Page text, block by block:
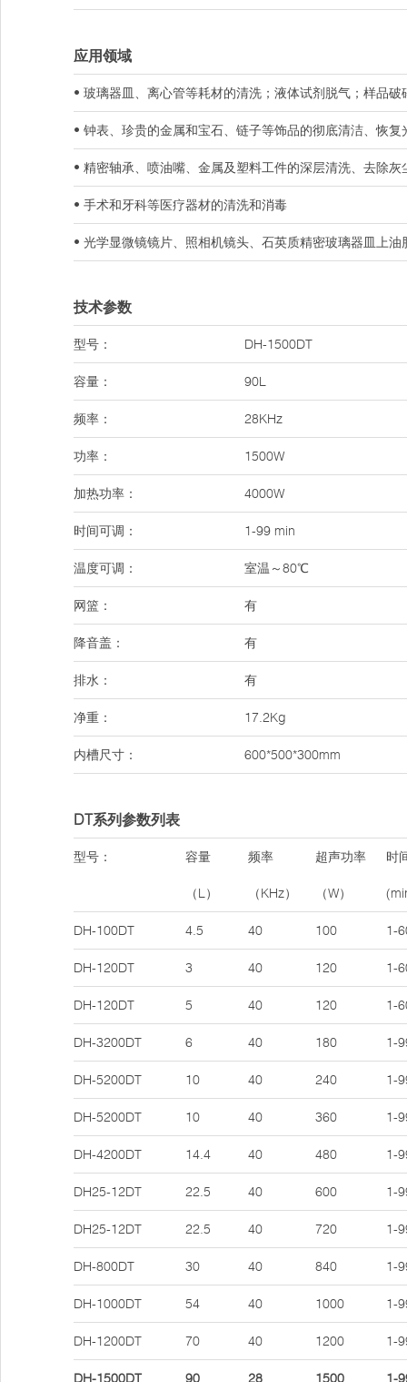
应用领域
• 玻璃器皿、离心管等耗材的清洗；液体试剂脱气；样品破
• 钟表、珍贵的金属和宝石、链子等饰品的彻底清洁、恢复
• 精密轴承、喷油嘴、金属及塑料工件的深层清洗、去除灰
• 手术和牙科等医疗器材的清洗和消毒
• 光学显微镜镜片、照相机镜头、石英质精密玻璃器皿上油
技术参数
型号： DH-1500DT
容量： 90L
频率： 28KHz
功率： 1500W
加热功率： 4000W
时间可调： 1-99 min
温度可调： 室温～80℃
网篮： 有
降音盖： 有
排水： 有
净重： 17.2Kg
内槽尺寸： 600*500*300mm
DT系列参数列表
型号： 容量
（L）
频率
（KHz）
超声功率
（W）
时
DH-100DT 4.5 40 100 1-
DH-120DT 3 40 120 1-
DH-120DT 5 40 120 1-
DH-3200DT 6 40 180 1-
DH-5200DT 10 40 240 1-
DH-5200DT 10 40 360 1-
DH-4200DT 14.4 40 480 1-
DH25-12DT 22.5 40 600 1-
DH25-12DT 22.5 40 720 1-
DH-800DT 30 40 840 1-
DH-1000DT 54 40 1000 1-
DH-1200DT 70 40 1200 1-
DH-1500DT 90 28 1500 1-